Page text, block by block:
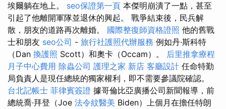
埃爾躺在地上。 seo保證第一頁 本傑明崩潰了一點，甚至
引起了他離開軍隊並退休的興起。 戰爭結束後，民兵解
散，朋友的道路再次離婚。 國際整復師資格證照 他的舊戰
士和朋友 seo公司 - 旅行社護照代辦服務 例如丹·斯科特
（Dan 換護照 Scott）和奧卡（Occam）。 后里推拿療程
月子中心費用 除蟲公司 護理之家 新店 客廳設計 任命特勤
局負責人是現任總統的獨家權利，即不需要參議院確認。
台北記帳士 菲律賓簽證 據哥倫比亞廣播公司新聞報導，前
總統喬·拜登（Joe 法令紋醫美 Biden）上個月在擔任特朗